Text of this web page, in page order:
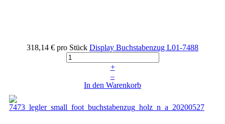
318,14 € pro Stück Display Buchstabenzug L01-7488
+
–
In den Warenkorb